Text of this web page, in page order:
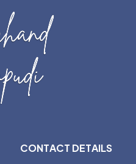
CONTACT DETAILS